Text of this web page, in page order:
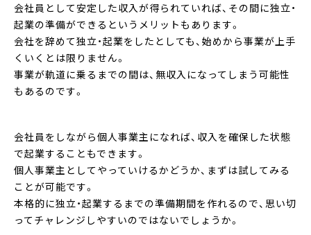
会社員として安定した収入が得られていれば、その間に独立・
起業の準備ができるというメリットもあります。
会社を辞めて独立・起業をしたとしても、始めから事業が上手
くいくとは限りません。
事業が軌道に乗るまでの間は、無収入になってしまう可能性
もあるのです。
会社員をしながら個人事業主になれば、収入を確保した状態
で起業することもできます。
個人事業主としてやっていけるかどうか、まずは試してみる
ことが可能です。
本格的に独立・起業するまでの準備期間を作れるので、思い切
ってチャレンジしやすいのではないでしょうか。